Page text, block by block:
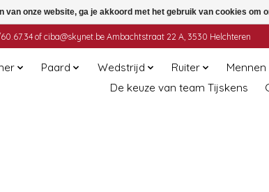
of ciba@skynet.be Ambachtstraat 22 A, 3530 Helchteren
Paard Wedstrijd Ruiter Mennen
De keuze van team Tijskens
van onze website, ga je akkoord met het gebruik van cookies om